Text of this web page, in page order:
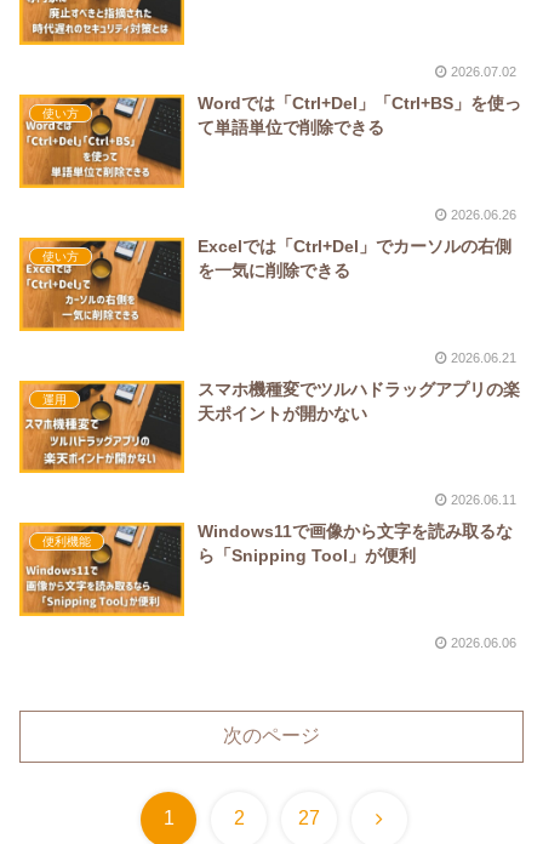
2026.07.02
使い方
Wordでは「Ctrl+Del」「Ctrl+BS」を使っ
て単語単位で削除できる
2026.06.26
使い方
Excelでは「Ctrl+Del」でカーソルの右側
を一気に削除できる
2026.06.21
運用
スマホ機種変でツルハドラッグアプリの楽
天ポイントが開かない
2026.06.11
便利機能
Windows11で画像から文字を読み取るな
ら「Snipping Tool」が便利
2026.06.06
次のページ
1 2 27 次